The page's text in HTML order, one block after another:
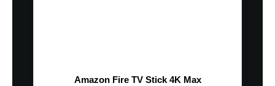
Amazon Fire TV Stick 4K Max